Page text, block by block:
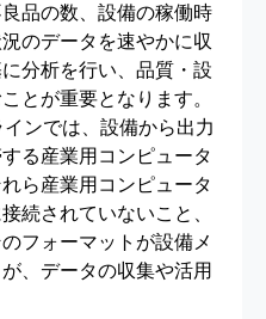
品の数、設備の稼働時
のデータを速やかに収
分析を行い、品質・設
とが重要となります。
ンでは、設備から出力
る産業用コンピュータ
ら産業用コンピュータ
続されていないこと、
フォーマットが設備メ
、データの収集や活用